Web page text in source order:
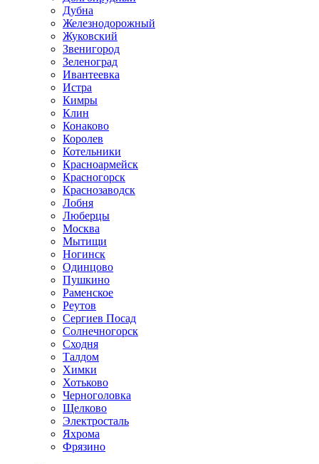
Дубна
Железнодорожный
Жуковский
Звенигород
Зеленоград
Ивантеевка
Истра
Кимры
Клин
Конаково
Королев
Котельники
Красноармейск
Красногорск
Краснозаводск
Лобня
Люберцы
Москва
Мытищи
Ногинск
Одинцово
Пушкино
Раменское
Реутов
Сергиев Посад
Солнечногорск
Сходня
Талдом
Химки
Хотьково
Черноголовка
Щелково
Электросталь
Яхрома
Фрязино